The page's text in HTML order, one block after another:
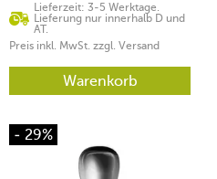
Lieferzeit: 3-5 Werktage.
Lieferung nur innerhalb D und
AT.
Preis inkl. MwSt. zzgl. Versand
Warenkorb
- 29%